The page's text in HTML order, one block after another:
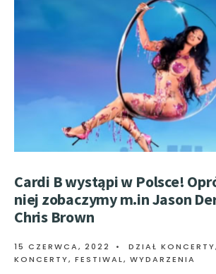
Cardi B wystąpi w Polsce!
niej zobaczymy m.in Jason
Chris Brown
15 CZERWCA, 2022 • DZIAŁ KONCERTY,
KONCERTY, FESTIWAL, WYDARZENIA